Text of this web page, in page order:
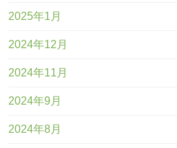
2025年1月
2024年12月
2024年11月
2024年9月
2024年8月